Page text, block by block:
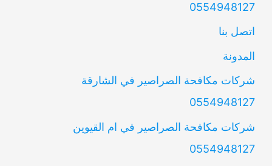
0554948127
اتصل بنا
المدونة
شركات مكافحة الصراصير في الشارقة
0554948127
شركات مكافحة الصراصير في ام القيوين
0554948127